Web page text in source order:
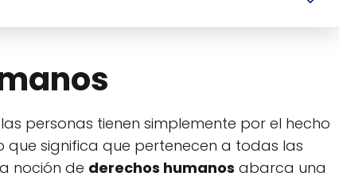
personas tienen simplemente por el hecho
que significa que pertenecen a todas las
noción de derechos humanos abarca una